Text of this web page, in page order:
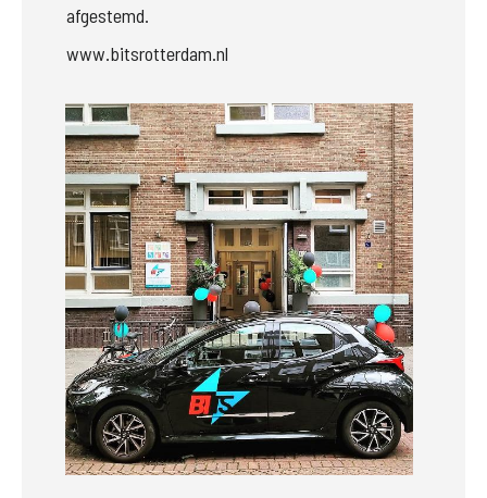
afgestemd.
www.bitsrotterdam.nl